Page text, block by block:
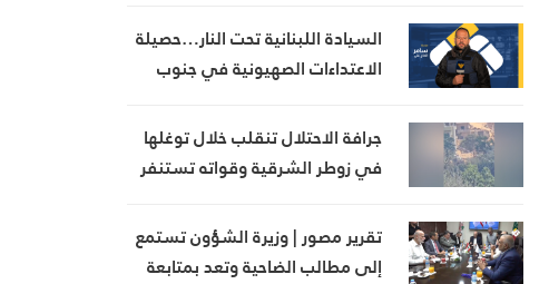
السيادة اللبنانية تحت النار…حصيلة
الاعتداءات الصهيونية في جنوب
جرافة الاحتلال تنقلب خلال توغلها
في زوطر الشرقية وقواته تستنفر
تقرير مصور | وزيرة الشؤون تستمع
إلى مطالب الضاحية وتعد بمتابعة